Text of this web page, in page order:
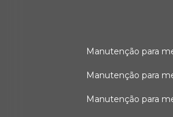
manutenção para
manutenção para
manutenção para